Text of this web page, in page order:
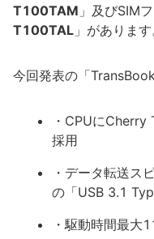
T100TAM 」及びSIM
T100TAL 」があります
今回発表の「
・CPUに
採用
・データ転送ス
の「USB 3.1
・駆動時間最大